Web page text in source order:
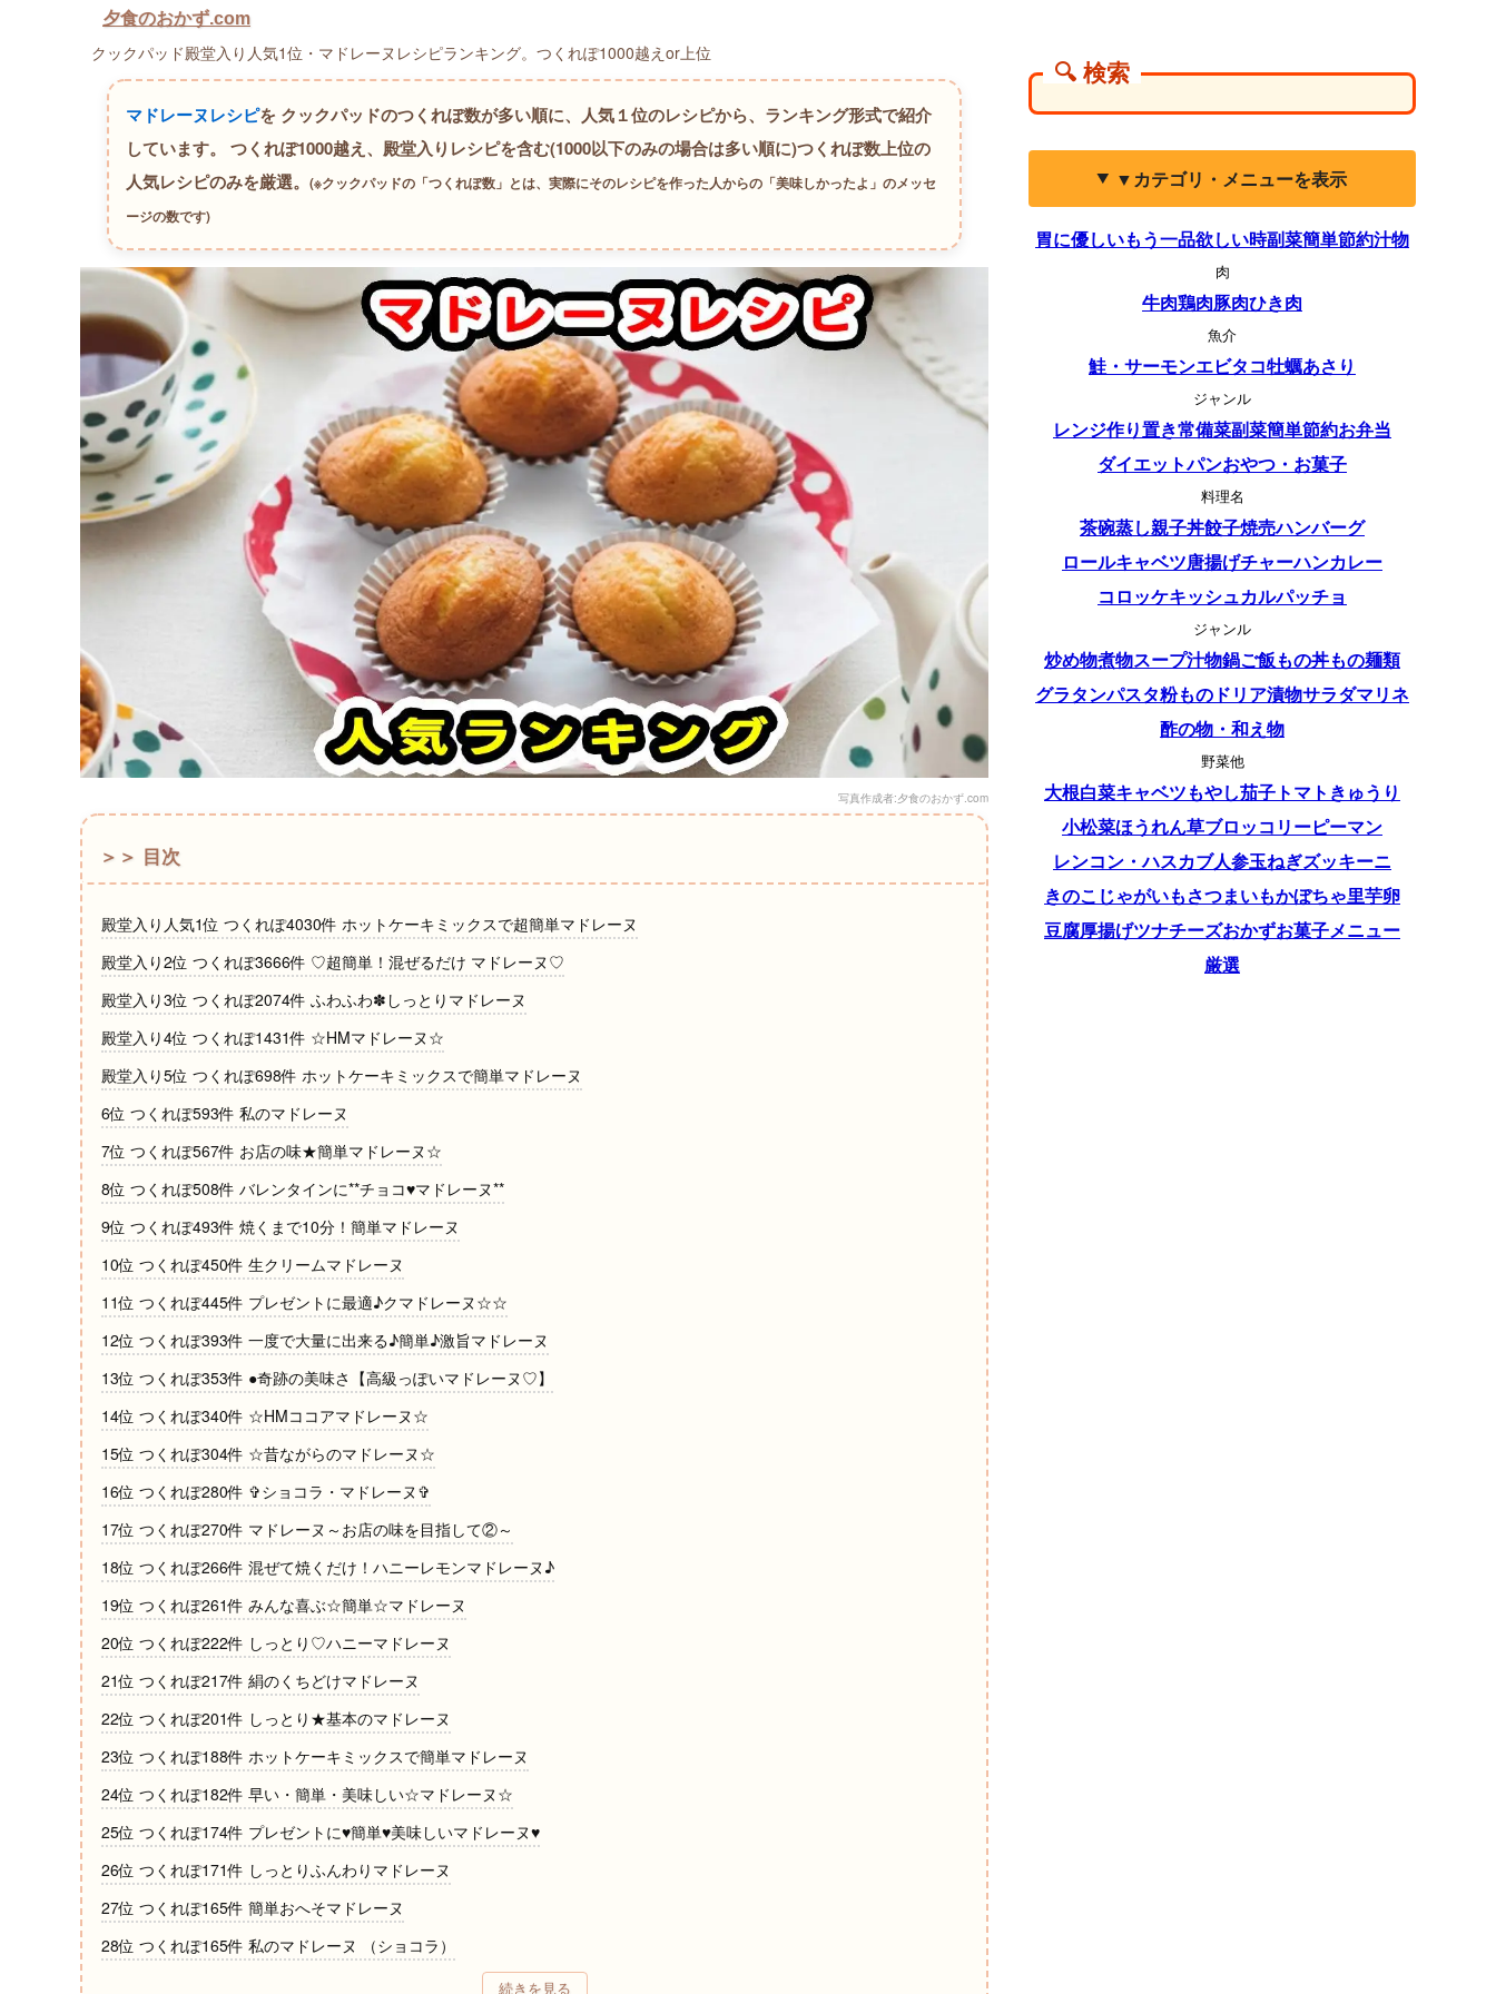
夕食のおかず.com
クックパッド殿堂入り人気1位・マドレーヌレシピランキング。つくれぽ1000越えor上位
マドレーヌレシピを クックパッドのつくれぽ数が多い順に、人気１位のレシピから、ランキング形式で紹介
しています。 つくれぽ1000越え、殿堂入りレシピを含む(1000以下のみの場合は多い順に)つくれぽ数上位の
人気レシピのみを厳選。 (※クックパッドの「つくれぽ数」とは、実際にそのレシピを作った人からの「美味しかったよ」のメッセ
ージの数です)
写真作成者:夕食のおかず.com
＞＞ 目次
殿堂入り人気1位 つくれぽ4030件 ホットケーキミックスで超簡単マドレーヌ
殿堂入り2位 つくれぽ3666件 ♡超簡単！混ぜるだけ マドレーヌ♡
殿堂入り3位 つくれぽ2074件 ふわふわ✽しっとりマドレーヌ
殿堂入り4位 つくれぽ1431件 ☆HMマドレーヌ☆
殿堂入り5位 つくれぽ698件 ホットケーキミックスで簡単マドレーヌ
6位 つくれぽ593件 私のマドレーヌ
7位 つくれぽ567件 お店の味★簡単マドレーヌ☆
8位 つくれぽ508件 バレンタインに**チョコ♥マドレーヌ**
9位 つくれぽ493件 焼くまで10分！簡単マドレーヌ
10位 つくれぽ450件 生クリームマドレーヌ
11位 つくれぽ445件 プレゼントに最適♪クマドレーヌ☆☆
12位 つくれぽ393件 一度で大量に出来る♪簡単♪激旨マドレーヌ
13位 つくれぽ353件 ●奇跡の美味さ【高級っぽいマドレーヌ♡】
14位 つくれぽ340件 ☆HMココアマドレーヌ☆
15位 つくれぽ304件 ☆昔ながらのマドレーヌ☆
16位 つくれぽ280件 ✞ショコラ・マドレーヌ✞
17位 つくれぽ270件 マドレーヌ～お店の味を目指して②～
18位 つくれぽ266件 混ぜて焼くだけ！ハニーレモンマドレーヌ♪
19位 つくれぽ261件 みんな喜ぶ☆簡単☆マドレーヌ
20位 つくれぽ222件 しっとり♡ハニーマドレーヌ
21位 つくれぽ217件 絹のくちどけマドレーヌ
22位 つくれぽ201件 しっとり★基本のマドレーヌ
23位 つくれぽ188件 ホットケーキミックスで簡単マドレーヌ
24位 つくれぽ182件 早い・簡単・美味しい☆マドレーヌ☆
25位 つくれぽ174件 プレゼントに♥簡単♥美味しいマドレーヌ♥
26位 つくれぽ171件 しっとりふんわりマドレーヌ
27位 つくれぽ165件 簡単おへそマドレーヌ
28位 つくれぽ165件 私のマドレーヌ （ショコラ）
29位 つくれぽ150件 簡単！サラダ油で♡ふんわりマドレーヌ続きを見る
🔍 検索
▼カテゴリ・メニューを表示
胃に優しいもう一品欲しい時副菜簡単節約汁物
肉
牛肉鶏肉豚肉ひき肉
魚介
鮭・サーモンエビタコ牡蠣あさり
ジャンル
レンジ作り置き常備菜副菜簡単節約お弁当
ダイエットパンおやつ・お菓子
料理名
茶碗蒸し親子丼餃子焼売ハンバーグ
ロールキャベツ唐揚げチャーハンカレー
コロッケキッシュカルパッチョ
ジャンル
炒め物煮物スープ汁物鍋ご飯もの丼もの麺類
グラタンパスタ粉もの ドリア漬物サラダマリネ
酢の物・和え物
野菜他
大根白菜キャベツもやし茄子 トマト きゅうり
小松菜ほうれん草ブロッコリーピーマン
レンコン・ハスカブ人参玉ねぎズッキーニ
きのこ じゃがいもさつまいもかぼちゃ里芋卵
豆腐厚揚げツナチーズおかずお菓子メニュー
厳選